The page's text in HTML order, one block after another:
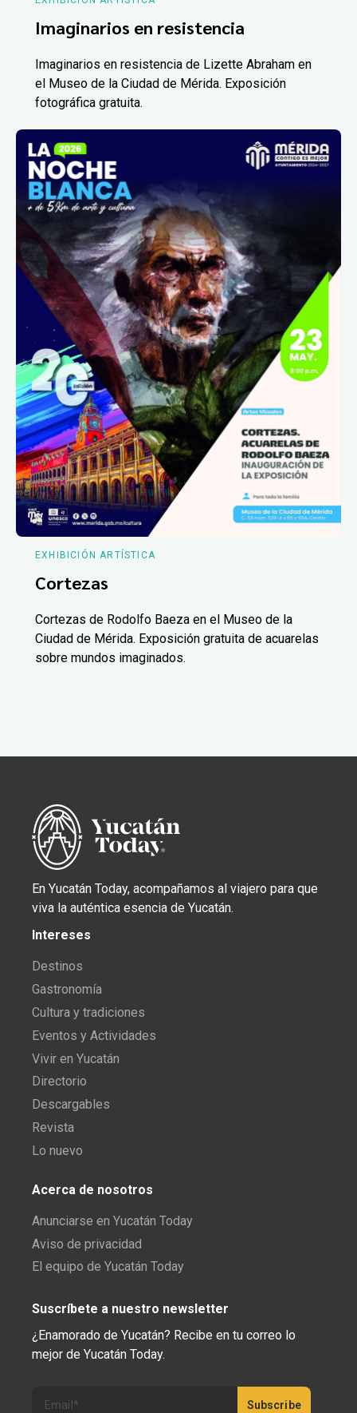
Imaginarios en resistencia
Imaginarios en resistencia de Lizette Abraham en
el Museo de la Ciudad de Mérida. Exposición
fotográfica gratuita.
EXHIBICIÓN ARTÍSTICA
Cortezas
Cortezas de Rodolfo Baeza en el Museo de la
Ciudad de Mérida. Exposición gratuita de acuarelas
sobre mundos imaginados.
En Yucatán Today, acompañamos al viajero para que
viva la auténtica esencia de Yucatán.
Intereses
Destinos
Gastronomía
Cultura y tradiciones
Eventos y Actividades
Vivir en Yucatán
Directorio
Descargables
Revista
Lo nuevo
Acerca de nosotros
Anunciarse en Yucatán Today
Aviso de privacidad
El equipo de Yucatán Today
Suscríbete a nuestro newsletter
¿Enamorado de Yucatán? Recibe en tu correo lo
mejor de Yucatán Today.